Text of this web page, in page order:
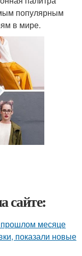
популярным
в мире.
сайте:
прошлом месяце
показали новые